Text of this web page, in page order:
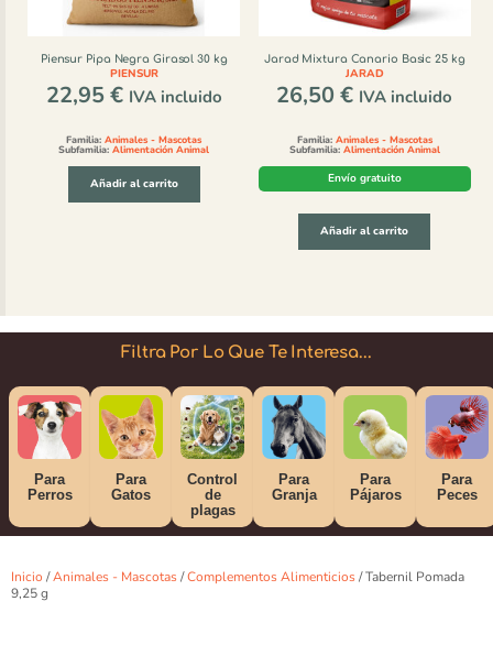
Piensur Pipa Negra Girasol 30 kg
PIENSUR
22,95€ IVA incluido
Familia:Animales - Mascotas
Subfamilia:Alimentación Animal
Añadir al carrito
Jarad Mixtura Canario Basic 25 kg
JARAD
26,50€ IVA incluido
Familia: Animales - Mascotas
Subfamilia: Alimentación Animal
Envío gratuito
Añadir al carrito
Filtra Por Lo Que Te Interesa...
Para
Perros
Para
Gatos
Control
de
plagas
Para
Granja
Para
Pájaros
Para
Peces
Inicio /Animales - Mascotas/Complementos Alimenticios/ Tabernil Pomada
9,25 g